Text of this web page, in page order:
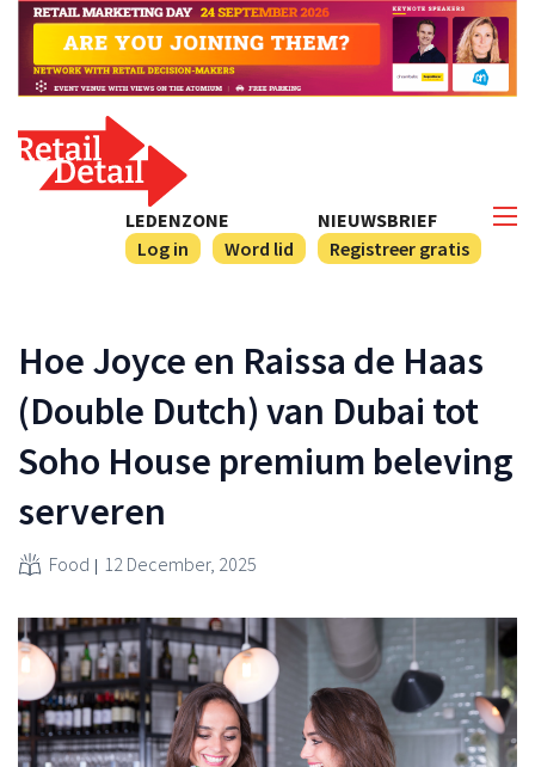
NIEUWSBRIEF
Registreer gratis
LEDENZONE
Log in
Word lid
Hoe Joyce en Raissa de Haas
(Double Dutch) van Dubai tot
Soho House premium beleving
serveren
Food 12 December, 2025